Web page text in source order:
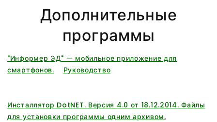
Дополнительные
программы
"Информер ЭД" — мобильное приложение для
смартфонов.
Руководство
Инсталлятор DotNET. Версия 4.0 от 18.12.2014. Файлы
для установки программы одним архивом.